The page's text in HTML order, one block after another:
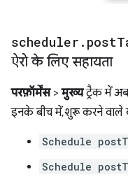
scheduler . post
ऐरो के लिए सहायता
परफ़ॉर्मेंस>मुख्यट्रैक में
इनके बीच में, शुरू करने वाले
Schedule
Schedule